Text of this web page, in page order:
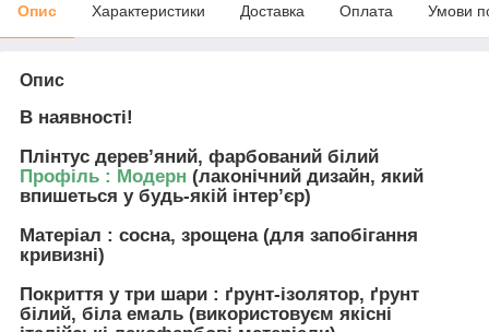
Опис Характеристики Доставка Оплата Умови
Опис
В наявності!
Плінтус деревʼяний, фарбований білий
Профіль : Модерн (лаконічний дизайн, який
впишеться у будь-якій інтерʼєр)
Матеріал : сосна, зрощена (для запобігання
кривизні)
Покриття у три шари : ґрунт-ізолятор, ґрунт
білий, біла емаль (використовуєм якісні